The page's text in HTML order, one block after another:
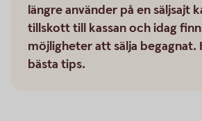
längre använder på en säljsajt
tillskott till kassan och idag
möjligheter att sälja begagnat.
bästa tips.